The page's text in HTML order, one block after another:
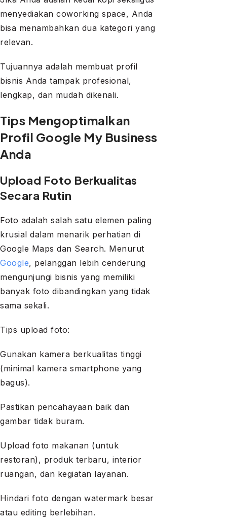
menyediakan coworking space, Anda
bisa menambahkan dua kategori yang
relevan.
Tujuannya adalah membuat profil
bisnis Anda tampak profesional,
lengkap, dan mudah dikenali.
Tips Mengoptimalkan
Profil Google My Business
Anda
Upload Foto Berkualitas
Secara Rutin
Foto adalah salah satu elemen paling
krusial dalam menarik perhatian di
Google Maps dan Search. Menurut
Google, pelanggan lebih cenderung
mengunjungi bisnis yang memiliki
banyak foto dibandingkan yang tidak
sama sekali.
Tips upload foto:
Gunakan kamera berkualitas tinggi
(minimal kamera smartphone yang
bagus).
Pastikan pencahayaan baik dan
gambar tidak buram.
Upload foto makanan (untuk
restoran), produk terbaru, interior
ruangan, dan kegiatan layanan.
Hindari foto dengan watermark besar
atau editing berlebihan.